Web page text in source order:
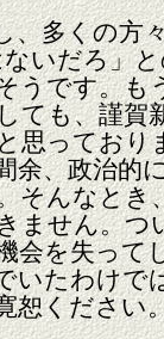
、多くの方
ないだろ」
うです。も
ても、謹賀
思っており
余、政治的
そんなとき
ません。つ
会を失って
いたわけで
恕ください